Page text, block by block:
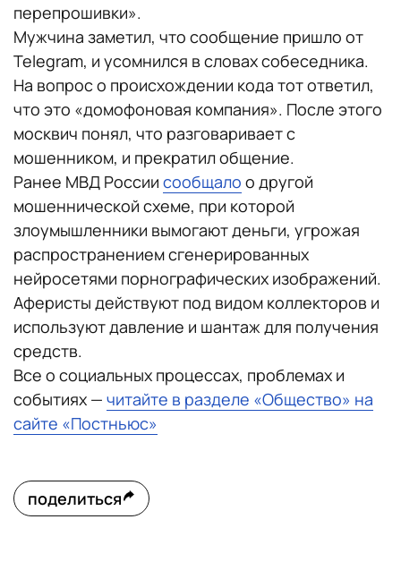
перепрошивки».
Мужчина заметил, что сообщение пришло от
Telegram, и усомнился в словах собеседника.
На вопрос о происхождении кода тот ответил,
что это «домофоновая компания». После этого
москвич понял, что разговаривает с
мошенником, и прекратил общение.
Ранее МВД России сообщало о другой
мошеннической схеме, при которой
злоумышленники вымогают деньги, угрожая
распространением сгенерированных
нейросетями порнографических изображений.
Аферисты действуют под видом коллекторов и
используют давление и шантаж для получения
средств.
Все о социальных процессах, проблемах и
событиях — читайте в разделе «Общество» на
сайте «Постньюс»
поделиться